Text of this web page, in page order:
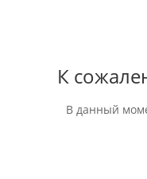
К
В данный